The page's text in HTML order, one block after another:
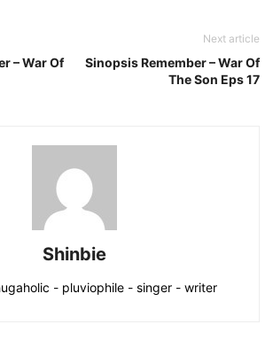
– War Of
Next article
Sinopsis Remember – War Of
The Son Eps 17
Shinbie
- pluviophile - singer - writer